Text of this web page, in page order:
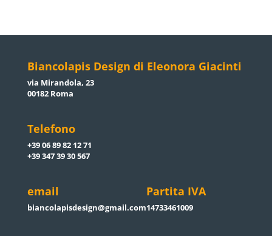
Biancolapis Design di Eleonora Giacinti
via Mirandola, 23
00182 Roma
Telefono
+39 06 89 82 12 71
+39 347 39 30 567
email
biancolapisdesign@gmail.com
Partita IVA
14733461009